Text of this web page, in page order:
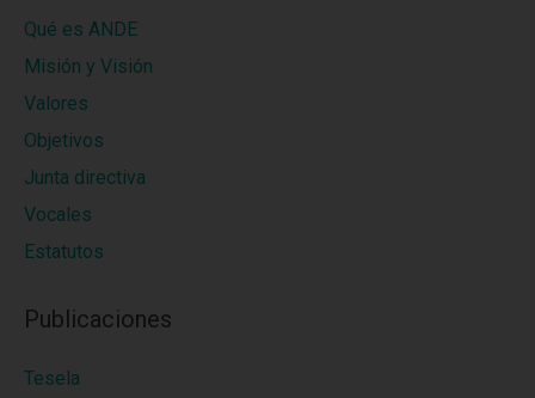
Qué es ANDE
Misión y Visión
Valores
Objetivos
Junta directiva
Vocales
Estatutos
Publicaciones
Tesela